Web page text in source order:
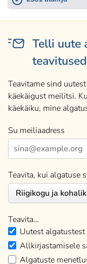
Telli uute
teavitused
Teavitame sind
käekäigust meilitsi.
käekäiku, mine
Su meiliaadress
Teavita, kui algatuse
Teavita…
Uutest algatustest
Allkirjastamisele
Algatuste